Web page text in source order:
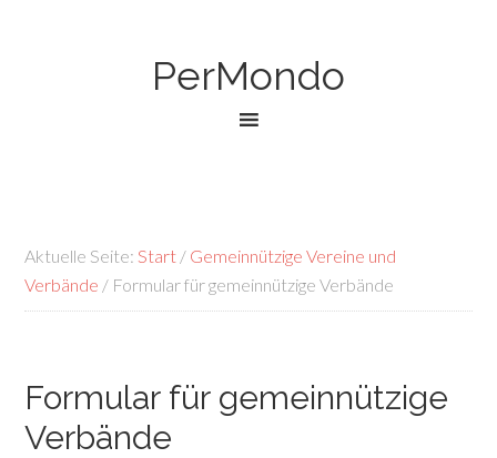
PerMondo
Aktuelle Seite:Start / Gemeinnützige Vereine und
Verbände / Formular für gemeinnützige Verbände
Formular für gemeinnützige
Verbände